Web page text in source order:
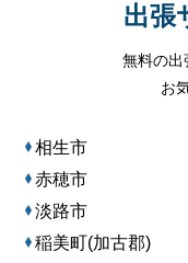
出張
無料の出
お
相生市
赤穂市
淡路市
稲美町(加古郡)